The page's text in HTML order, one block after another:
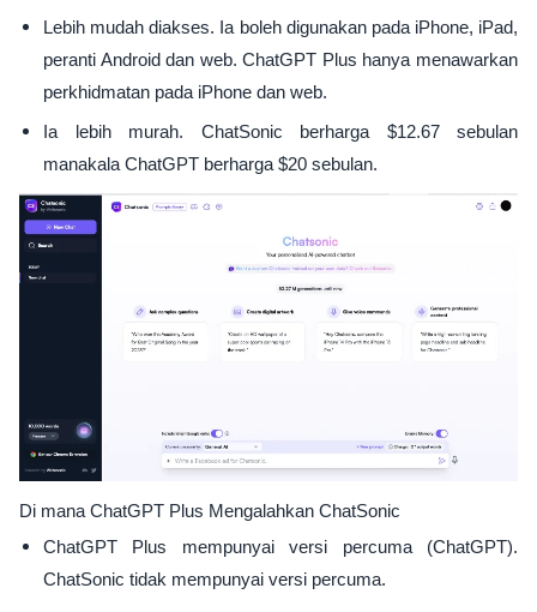
Lebih mudah diakses. Ia boleh digunakan pada iPhone, iPad,
peranti Android dan web. ChatGPT Plus hanya menawarkan
perkhidmatan pada iPhone dan web.
Ia lebih murah. ChatSonic berharga $12.67 sebulan
manakala ChatGPT berharga $20 sebulan.
Di mana ChatGPT Plus Mengalahkan ChatSonic
ChatGPT Plus mempunyai versi percuma (ChatGPT).
ChatSonic tidak mempunyai versi percuma.